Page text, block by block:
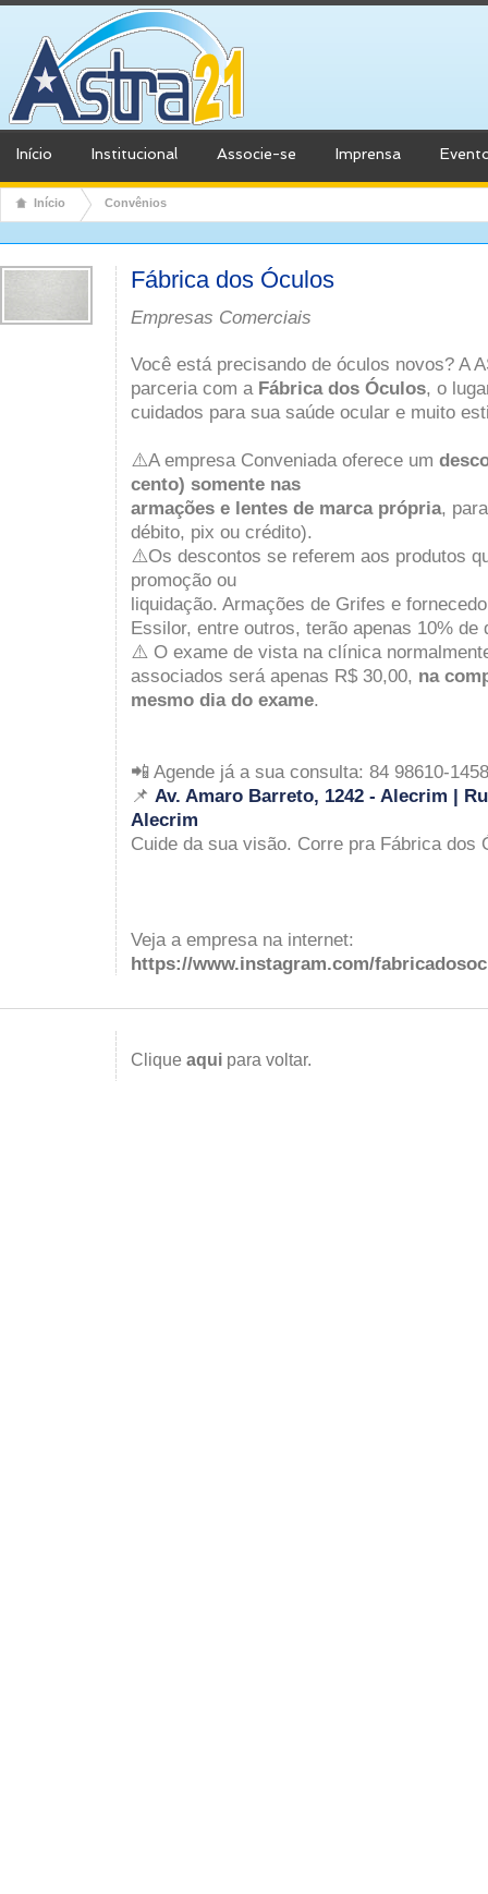
Início Institucional Associe-se Imprensa
Início Convênios
Fábrica dos Óculos
Empresas Comerciais
Você está precisando de óculos novos? A
parceria com a Fábrica dos Óculos, o
cuidados para sua saúde ocular e muito
⚠️A empresa Conveniada oferece um
cento) somente nas
armações e lentes de marca própria,
débito, pix ou crédito).
⚠️Os descontos se referem aos produtos
promoção ou
liquidação. Armações de Grifes e
Essilor, entre outros, terão apenas 10% de
⚠️ O exame de vista na clínica
associados será apenas R$ 30,00, na
mesmo dia do exame.
📲 Agende já a sua consulta: 84 98610-
📌 Av. Amaro Barreto, 1242 - Alecrim |
Alecrim
Cuide da sua visão. Corre pra Fábrica
Veja a empresa na internet:
https://www.instagram.com/
Clique aqui para voltar.